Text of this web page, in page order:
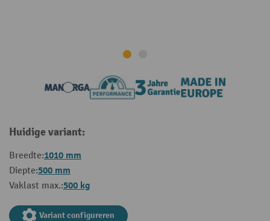
Huidige variant:
Breedte:1010 mm
Diepte:500 mm
Vaklast max.:500 kg
Variant configureren